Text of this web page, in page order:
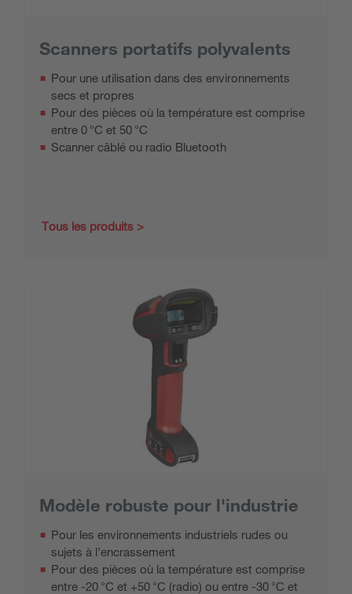
Scanners portatifs polyvalents
Pour une utilisation dans des environnements
secs et propres
Pour des pièces où la température est comprise
entre 0 °C et 50 °C
Scanner câblé ou radio Bluetooth
Tous les produits
Modèle robuste pour l'industrie
Pour les environnements industriels rudes ou
sujets à l’encrassement
Pour des pièces où la température est comprise
entre -20 °C et +50 °C (radio) ou entre -30 °C et